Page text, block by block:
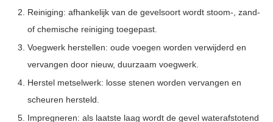
Reiniging: afhankelijk van de gevelsoort wordt stoom-, zand-
of chemische reiniging toegepast.
Voegwerk herstellen: oude voegen worden verwijderd en
vervangen door nieuw, duurzaam voegwerk.
Herstel metselwerk: losse stenen worden vervangen en
scheuren hersteld.
Impregneren: als laatste laag wordt de gevel waterafstotend